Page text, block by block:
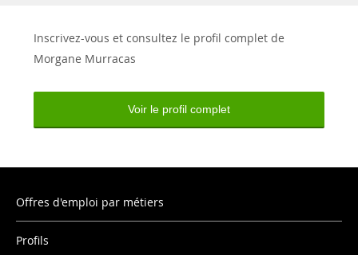
Inscrivez-vous et consultez le profil complet de
Morgane Murracas
Voir le profil complet
Offres d'emploi par métiers
Profils